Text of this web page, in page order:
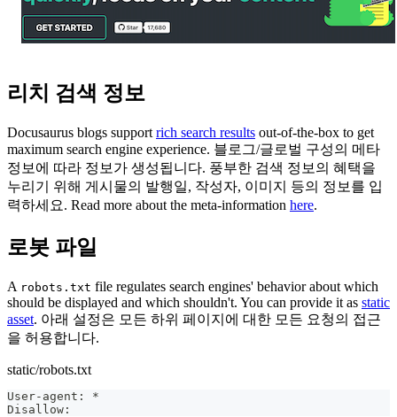
리치 검색 정보
Docusaurus blogs support rich search results out-of-the-box to get
maximum search engine experience. 블로그/글로벌 구성의 메타
정보에 따라 정보가 생성됩니다. 풍부한 검색 정보의 혜택을
누리기 위해 게시물의 발행일, 작성자, 이미지 등의 정보를 입
력하세요. Read more about the meta-information here.
로봇 파일
A robots.txt file regulates search engines' behavior about which
should be displayed and which shouldn't. You can provide it as static
asset. 아래 설정은 모든 하위 페이지에 대한 모든 요청의 접근
을 허용합니다.
static/robots.txt
User-agent: *
Disallow: